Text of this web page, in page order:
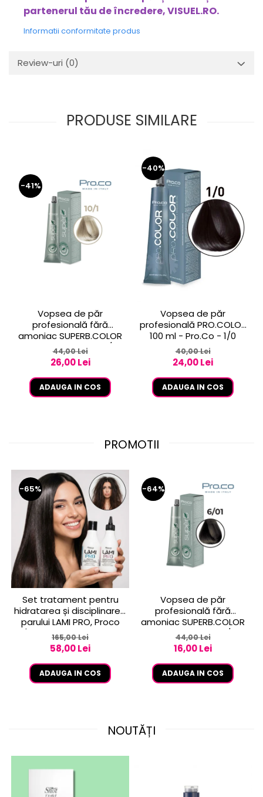
partenerul tău de încredere, VISUEL.RO.
Informatii conformitate produs
Review-uri (0)
PRODUSE SIMILARE
-41%
Vopsea de păr
profesională fără
amoniac SUPERB.COLOR
100 ml - Pro.Co - 10/1
BLOND EXTRA DESCHIS
CENUSIU
44,00 Lei
26,00 Lei
ADAUGA IN COS
-40%
Vopsea de păr
profesională PRO.COLOR
100 ml - Pro.Co - 1/0
NEGRU
40,00 Lei
24,00 Lei
ADAUGA IN COS
PROMOTII
-65%
Set tratament pentru
hidratarea și disciplinarea
parului LAMI PRO, Proco
(șampon + balsam 2x
250ml)
165,00 Lei
58,00 Lei
ADAUGA IN COS
-64%
Vopsea de păr
profesională fără
amoniac SUPERB.COLOR
100 ml - Pro.Co - 6/01
BLOND INCHIS CENUSIU
44,00 Lei
16,00 Lei
ADAUGA IN COS
NOUTĂȚI